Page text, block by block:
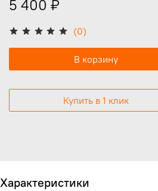
(0)
5 400 ₽
В корзину
Купить в 1 клик
Характеристики